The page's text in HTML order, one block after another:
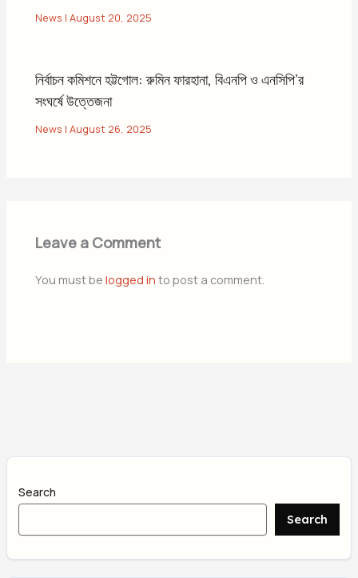
News |August 20, 2025
নির্বাচন কমিশনে হট্টগোল: রুমিন ফারহানা, বিএনপি ও এনসিপি’র
সংঘর্ষে উত্তেজনা
News |August 26, 2025
Leave a Comment
You must belogged in to post a comment.
Search
Search